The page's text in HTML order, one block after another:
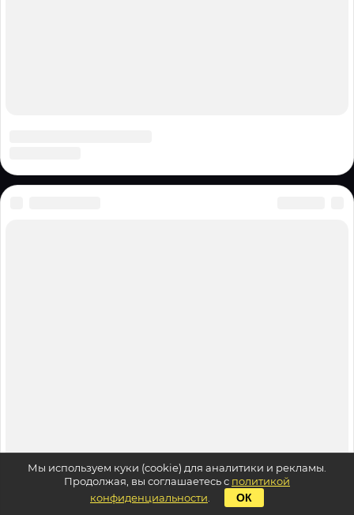
Мы используем куки (cookie) для аналитики и рекламы.
Продолжая, вы соглашаетесь с политикой
конфиденциальности
ОК